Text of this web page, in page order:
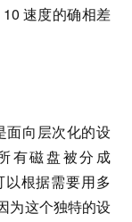
10 速度的确相差
面向层次化的设
有磁盘被分成
以根据需要用多
为这个独特的设